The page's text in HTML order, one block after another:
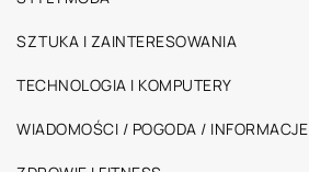
SZTUKA I ZAINTERESOWANIA
TECHNOLOGIA I KOMPUTERY
WIADOMOŚCI / POGODA / INFORMACJE